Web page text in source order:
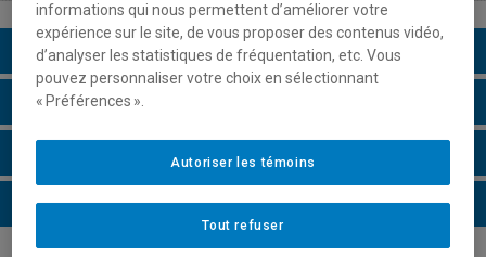
Description du cours
Horaire - Été 2026
Horaire - Automne 2026
Horaire - Hiver 2027
informations qui nous permettent d’améliorer votre
expérience sur le site, de vous proposer des contenus vidéo,
d’analyser les statistiques de fréquentation, etc. Vous
pouvez personnaliser votre choix en sélectionnant
« Préférences ».
Tout refuser
Autoriser les témoins